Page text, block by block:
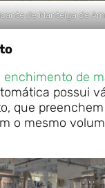
de Manteiga de
enchimento de
possui
que
o mesmo